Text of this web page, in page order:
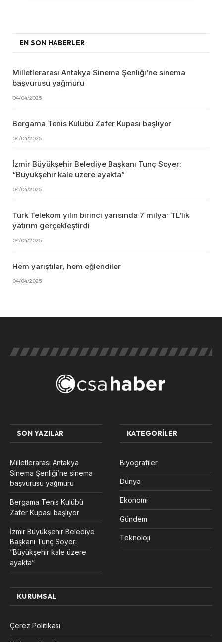
EN SON HABERLER
Milletlerarası Antakya Sinema Şenliği’ne sinema
başvurusu yağmuru
04/04/2025
Bergama Tenis Kulübü Zafer Kupası başlıyor
04/04/2025
İzmir Büyükşehir Belediye Başkanı Tunç Soyer:
“Büyükşehir kale üzere ayakta”
04/04/2025
Türk Telekom yılın birinci yarısında 7 milyar TL’lik
yatırım gerçekleştirdi
04/04/2025
Hem yarıştılar, hem eğlendiler
04/04/2025
SON YAZILAR
Milletlerarası Antakya
Sinema Şenliği’ne sinema
başvurusu yağmuru
Bergama Tenis Kulübü
Zafer Kupası başlıyor
İzmir Büyükşehir Belediye
Başkanı Tunç Soyer:
“Büyükşehir kale üzere
ayakta”
KATEGORILER
Biyografiler
Dünya
Ekonomi
Gündem
Teknoloji
KURUMSAL
Çerez Politikası